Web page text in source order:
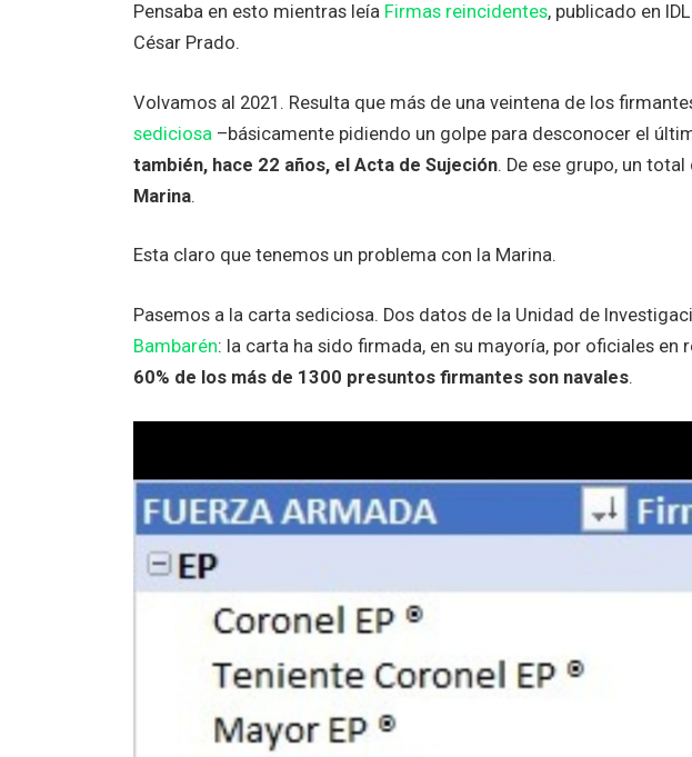
Pensaba en esto mientras leía Firmas reincidentes, publicado en
César Prado.
Volvamos al 2021. Resulta que más de una veintena de los
sediciosa –básicamente pidiendo un golpe para desconocer el
también, hace 22 años, el Acta de Sujeción. De ese grupo, un total
Marina.
Esta claro que tenemos un problema con la Marina.
Pasemos a la carta sediciosa. Dos datos de la Unidad de
Bambarén: la carta ha sido firmada, en su mayoría, por oficiales en
60% de los más de 1300 presuntos firmantes son navales.